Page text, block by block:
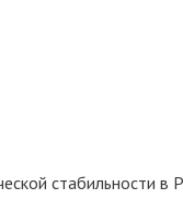
стабильности в